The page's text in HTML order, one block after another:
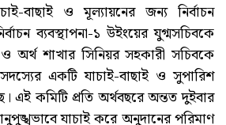
বাছাই ও মূল্যায়নের জন্য নির্বাচন
ব্যবস্থাপনা-১ উইংয়ের যুগ্মসচিবকে
অর্থ শাখার সিনিয়র সহকারী সচিবকে
একটি যাচাই-বাছাই ও সুপারিশ
এই কমিটি প্রতি অর্থবছরে অন্তত দুইবার
যাচাই করে অনুদানের পরিমাণ